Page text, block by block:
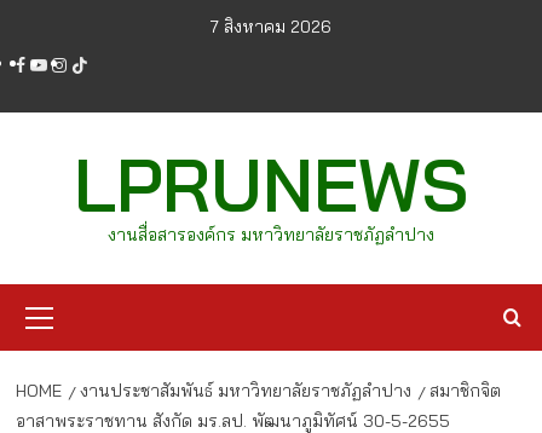
content
7 สิงหาคม 2026
facebook
youtube
instagram
tiktok
LPRUNEWS
งานสื่อสารองค์กร มหาวิทยาลัยราชภัฏลำปาง
Menu
HOME งานประชาสัมพันธ์ มหาวิทยาลัยราชภัฏลำปาง
สมาชิกจิต
อาสาพระราชทาน สังกัด มร.ลป. พัฒนาภูมิทัศน์ 30-5-2655